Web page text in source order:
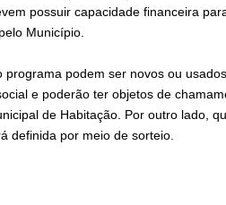
possuir capacidade financeira
Município.
programa podem ser novos ou
e poderão ter objetos de
de Habitação. Por outro lado,
definida por meio de sorteio.